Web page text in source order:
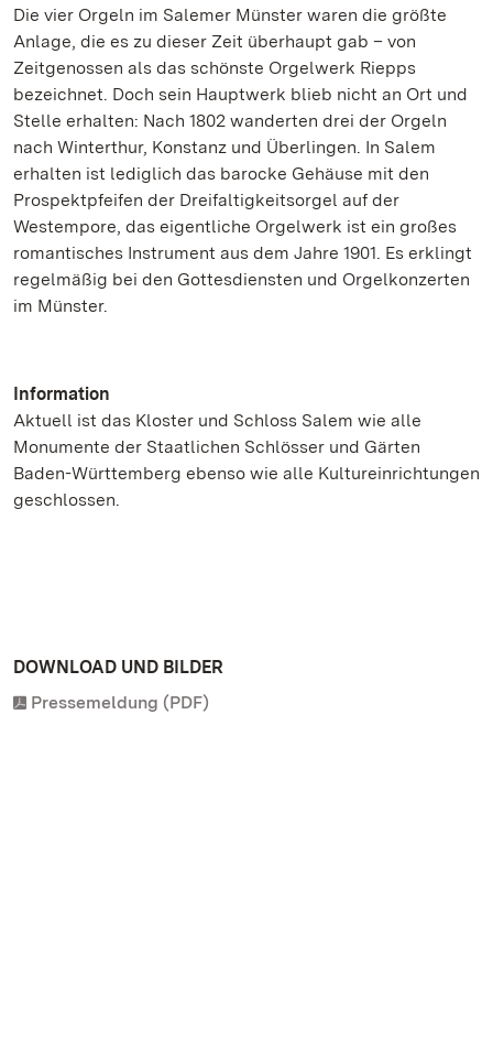
Die vier Orgeln im Salemer Münster waren die größte
Anlage, die es zu dieser Zeit überhaupt gab – von
Zeitgenossen als das schönste Orgelwerk Riepps
bezeichnet. Doch sein Hauptwerk blieb nicht an Ort und
Stelle erhalten: Nach 1802 wanderten drei der Orgeln
nach Winterthur, Konstanz und Überlingen. In Salem
erhalten ist lediglich das barocke Gehäuse mit den
Prospektpfeifen der Dreifaltigkeitsorgel auf der
Westempore, das eigentliche Orgelwerk ist ein großes
romantisches Instrument aus dem Jahre 1901. Es erklingt
regelmäßig bei den Gottesdiensten und Orgelkonzerten
im Münster.
Information
Aktuell ist das Kloster und Schloss Salem wie alle
Monumente der Staatlichen Schlösser und Gärten
Baden-Württemberg ebenso wie alle Kultureinrichtungen
geschlossen.
DOWNLOAD UND BILDER
Pressemeldung (PDF)